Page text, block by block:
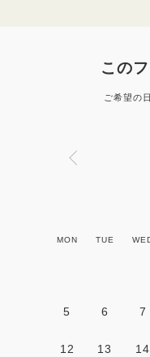
この
ご希望の
MON TUE
5 6 7
12 13 14